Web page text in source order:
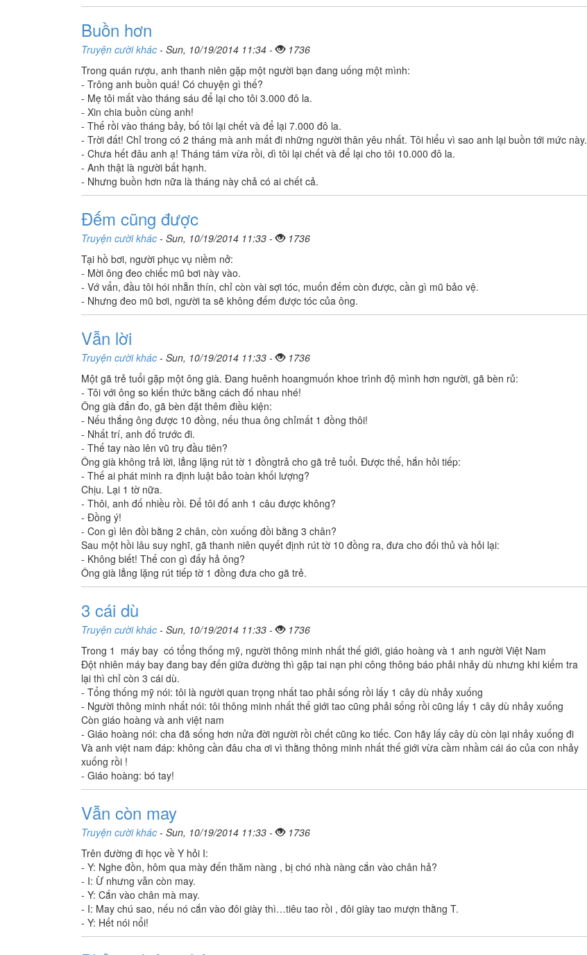
Buồn hơn
Truyện cười khác - Sun, 10/19/2014 11:34 -
1736
Trong quán rượu, anh thanh niên gặp một người bạn đang uống một mình:
- Trông anh buồn quá! Có chuyện gì thế?
- Mẹ tôi mất vào tháng sáu để lại cho tôi 3.000 đô la.
- Xin chia buồn cùng anh!
- Thế rồi vào tháng bảy, bố tôi lại chết và để lại 7.000 đô la.
- Trời đất! Chỉ trong có 2 tháng mà anh mất đi những người thân yêu nhất. Tôi hiểu vì sao anh lại buồn tới mức này.
- Chưa hết đâu anh ạ! Tháng tám vừa rồi, dì tôi lại chết và để lại cho tôi 10.000 đô la.
- Anh thật là người bất hạnh.
- Nhưng buồn hơn nữa là tháng này chả có ai chết cả.
Đếm cũng được
Truyện cười khác - Sun, 10/19/2014 11:33 -
1736
Tại hồ bơi, người phục vụ niềm nở:
- Mời ông đeo chiếc mũ bơi này vào.
- Vớ vẩn, đầu tôi hói nhẵn thín, chỉ còn vài sợi tóc, muốn đếm còn được, cần gì mũ bảo vệ.
- Nhưng đeo mũ bơi, người ta sẽ không đếm được tóc của ông.
Vẫn lời
Truyện cười khác - Sun, 10/19/2014 11:33 -
1736
Một gã trẻ tuổi gặp một ông già. Đang huênh hoangmuốn khoe trình độ mình hơn người, gã bèn rủ:
- Tôi với ông so kiến thức bằng cách đố nhau nhé!
Ông già đắn đo, gã bèn đặt thêm điều kiện:
- Nếu thắng ông được 10 đồng, nếu thua ông chỉmất 1 đồng thôi!
- Nhất trí, anh đố trước đi.
- Thế tay nào lên vũ trụ đầu tiên?
Ông già không trả lời, lẳng lặng rút tờ 1 đồngtrả cho gã trẻ tuổi. Được thể, hắn hỏi tiếp:
- Thế ai phát minh ra định luật bảo toàn khối lượng?
Chịu. Lại 1 tờ nữa.
- Thôi, anh đố nhiều rồi. Để tôi đố anh 1 câu được không?
- Đồng ý!
- Con gì lên đồi bằng 2 chân, còn xuống đồi bằng 3 chân?
Sau một hồi lâu suy nghĩ, gã thanh niên quyết định rút tờ 10 đồng ra, đưa cho đối thủ và hỏi lại:
- Không biết! Thế con gì đấy hả ông?
Ông già lẳng lặng rút tiếp tờ 1 đồng đưa cho gã trẻ.
3 cái dù
Truyện cười khác - Sun, 10/19/2014 11:33 -
1736
Trong 1 máy bay có tổng thống mỹ, người thông minh nhất thế giới, giáo hoàng và 1 anh người Việt Nam
Đột nhiên máy bay đang bay đến giữa đường thì gặp tai nạn phi công thông báo phải nhảy dù nhưng khi kiểm tra
lại thì chỉ còn 3 cái dù.
- Tổng thống mỹ nói: tôi là người quan trọng nhất tao phải sống rồi lấy 1 cây dù nhảy xuống
- Người thông minh nhất nói: tôi thông minh nhất thế giới tao cũng phải sống rồi cũng lấy 1 cây dù nhảy xuống
Còn giáo hoàng và anh việt nam
- Giáo hoàng nói: cha đã sống hơn nửa đời người rồi chết cũng ko tiếc. Con hãy lấy cây dù còn lại nhảy xuống đi
Và anh việt nam đáp: không cần đâu cha ơi vì thằng thông minh nhất thế giới vừa cầm nhầm cái áo của con nhảy
xuống rồi !
- Giáo hoàng: bó tay!
Vẫn còn may
Truyện cười khác - Sun, 10/19/2014 11:33 -
1736
Trên đường đi học về Y hỏi I:
- Y: Nghe đồn, hôm qua mày đến thăm nàng , bị chó nhà nàng cắn vào chân hả?
- I: Ừ nhưng vẫn còn may.
- Y: Cắn vào chân mà may.
- I: May chú sao, nếu nó cắn vào đôi giày thì…tiêu tao rồi , đôi giày tao mượn thằng T.
- Y: Hết nói nổi!